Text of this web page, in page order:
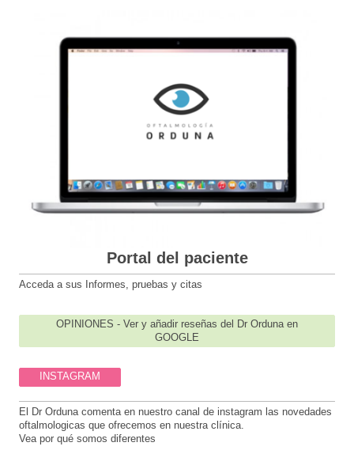
Portal del paciente
Acceda a sus Informes, pruebas y citas
OPINIONES - Ver y añadir reseñas del Dr Orduna en
GOOGLE
INSTAGRAM
El Dr Orduna comenta en nuestro canal de instagram las novedades
oftalmologicas que ofrecemos en nuestra clínica.
Vea por qué somos diferentes